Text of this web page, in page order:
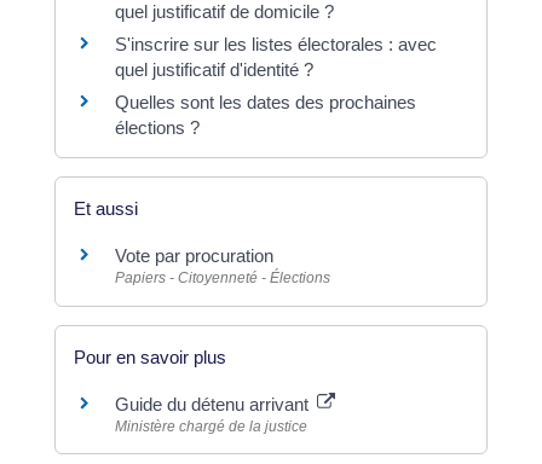
quel justificatif de domicile ?
S'inscrire sur les listes électorales : avec
quel justificatif d'identité ?
Quelles sont les dates des prochaines
élections ?
Et aussi
Vote par procuration
Papiers - Citoyenneté - Élections
Pour en savoir plus
Guide du détenu arrivant
Ministère chargé de la justice